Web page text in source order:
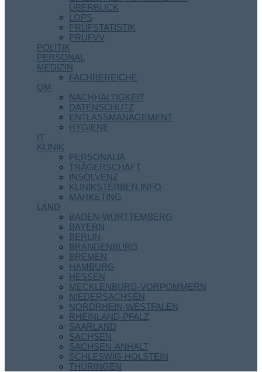
ÜBERBLICK
LOPS
PRÜFSTATISTIK
PRÜFVV
POLITIK
PERSONAL
MEDIZIN
FACHBEREICHE
QM
NACHHALTIGKEIT
DATENSCHUTZ
ENTLASSMANAGEMENT
HYGIENE
IT
KLINIK
PERSONALIA
TRÄGERSCHAFT
INSOLVENZ
KLINIKSTERBEN.INFO
MARKETING
LAND
BADEN-WÜRTTEMBERG
BAYERN
BERLIN
BRANDENBURG
BREMEN
HAMBURG
HESSEN
MECKLENBURG-VORPOMMERN
NIEDERSACHSEN
NORDRHEIN-WESTFALEN
RHEINLAND-PFALZ
SAARLAND
SACHSEN
SACHSEN-ANHALT
SCHLESWIG-HOLSTEIN
THÜRINGEN